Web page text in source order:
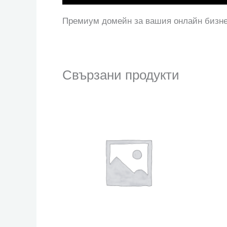
Премиум домейн за вашия онлайн
Свързани продукти